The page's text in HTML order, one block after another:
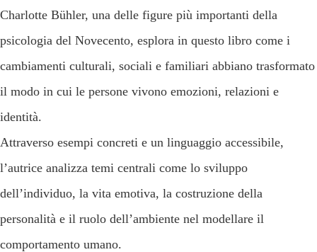
Charlotte Bühler, una delle figure più importanti della
psicologia del Novecento, esplora in questo libro come i
cambiamenti culturali, sociali e familiari abbiano trasformato
il modo in cui le persone vivono emozioni, relazioni e
identità.
Attraverso esempi concreti e un linguaggio accessibile,
l’autrice analizza temi centrali come lo sviluppo
dell’individuo, la vita emotiva, la costruzione della
personalità e il ruolo dell’ambiente nel modellare il
comportamento umano.